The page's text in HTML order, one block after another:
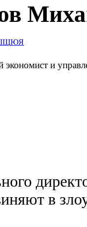
ЩЮЯ
экономист и
в